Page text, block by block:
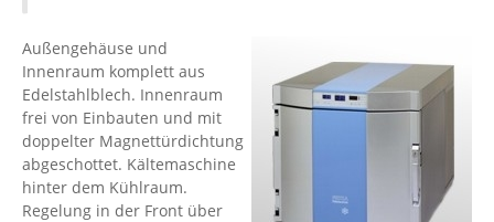
Außengehäuse und
Innenraum komplett aus
Edelstahlblech. Innenraum
frei von Einbauten und mit
doppelter Magnettürdichtung
abgeschottet. Kältemaschine
hinter dem Kühlraum.
Regelung in der Front über